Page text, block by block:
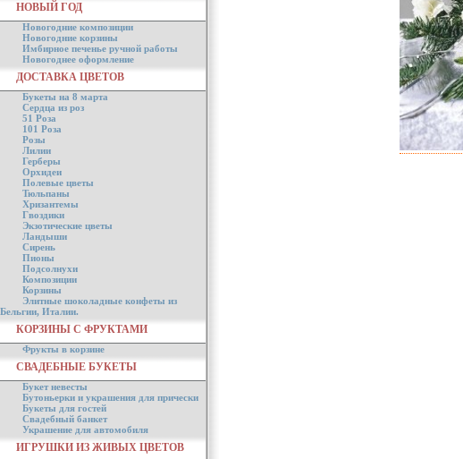
НОВЫЙ ГОД
Новогодние композиции
Новогодние корзины
Имбирное печенье ручной работы
Новогоднее оформление
ДОСТАВКА ЦВЕТОВ
Букеты на 8 марта
Сердца из роз
51 Роза
101 Роза
Розы
Лилии
Герберы
Орхидеи
Полевые цветы
Тюльпаны
Хризантемы
Гвоздики
Экзотические цветы
Ландыши
Сирень
Пионы
Подсолнухи
Композиции
Корзины
Элитные шоколадные конфеты из
Бельгии, Италии.
КОРЗИНЫ С ФРУКТАМИ
Фрукты в корзине
СВАДЕБНЫЕ БУКЕТЫ
Букет невесты
Бутоньерки и украшения для прически
Букеты для гостей
Свадебный банкет
Украшение для автомобиля
ИГРУШКИ ИЗ ЖИВЫХ ЦВЕТОВ